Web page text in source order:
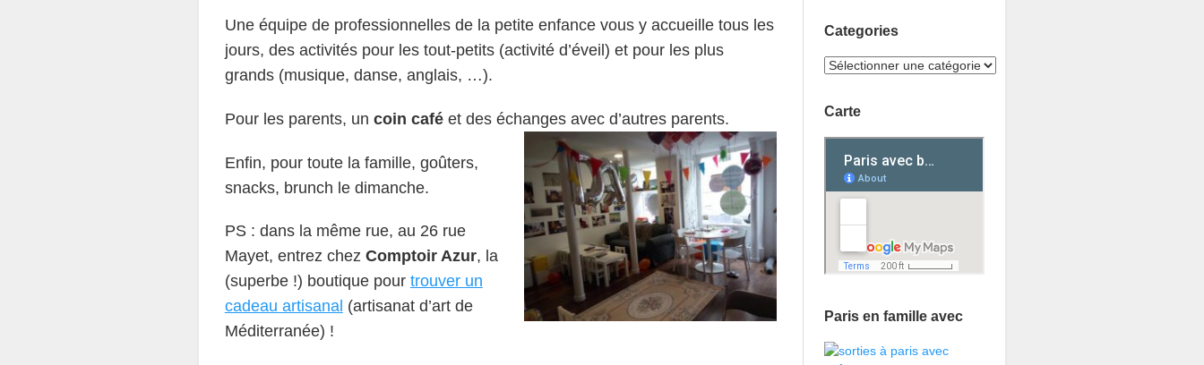
Une équipe de professionnelles de la petite enfance vous y accueille tous les
jours, des activités pour les tout-petits (activité d’éveil) et pour les plus
grands (musique, danse, anglais, …).
Pour les parents, un coin caféet des échanges avec d’autres parents.
Enfin, pour toute la famille, goûters,
snacks, brunch le dimanche.
PS : dans la même rue, au 26 rue
Mayet, entrez chez Comptoir Azur, la
(superbe !) boutique pour trouver un
cadeau artisanal (artisanat d’art de
Méditerranée) !
Categories
Carte
Paris en famille avec